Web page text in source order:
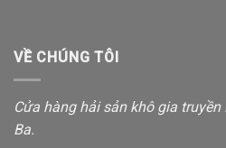
VỀ CHÚNG TÔI
Cửa hàng hải sản khô gia
Ba.